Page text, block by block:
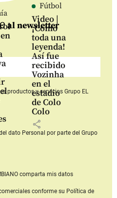
Fútbol
Video |
¡Como
toda una
leyenda!
Así fue
recibido
Vozinha
en el
estadio
de Colo
Colo
share
al newsletter
productos y serviciosGrupo EL
dato Personal por parte del Grupo
comparta mis datos
conforme su Política de